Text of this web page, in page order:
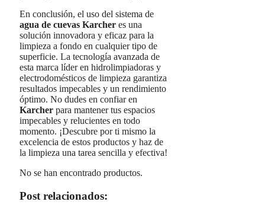
En conclusión, el uso del sistema de
agua de cuevas Karcher es una
solución innovadora y eficaz para la
limpieza a fondo en cualquier tipo de
superficie. La tecnología avanzada de
esta marca líder en hidrolimpiadoras y
electrodomésticos de limpieza garantiza
resultados impecables y un rendimiento
óptimo. No dudes en confiar en
Karcher para mantener tus espacios
impecables y relucientes en todo
momento. ¡Descubre por ti mismo la
excelencia de estos productos y haz de
la limpieza una tarea sencilla y efectiva!
No se han encontrado productos.
Post relacionados: